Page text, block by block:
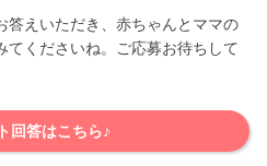
答えいただき、赤ちゃんとママの
てくださいね。ご応募お待ちして
回答はこちら♪